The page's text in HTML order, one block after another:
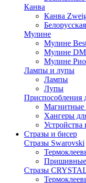
Канва
Канва
Мулине
Мулине
Мулине
Мулине
Лампы и лупы
Лампы
Лупы
Приспособления
Магнитные
Хангеры
Стразы и бисер
Стразы Swarovski
Пришивные
Стразы